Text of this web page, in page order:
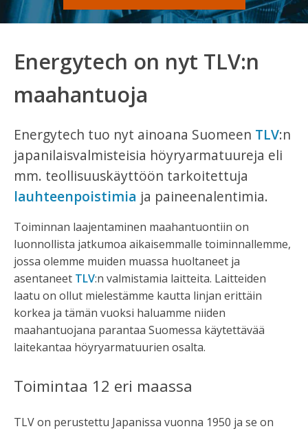
Energytech on nyt TLV:n
maahantuoja
Energytech tuo nyt ainoana Suomeen TLV:n
japanilaisvalmisteisia höyryarmatuureja eli
mm. teollisuuskäyttöön tarkoitettuja
lauhteenpoistimia ja paineenalentimia.
Toiminnan laajentaminen maahantuontiin on
luonnollista jatkumoa aikaisemmalle toiminnallemme,
jossa olemme muiden muassa huoltaneet ja
asentaneet TLV:n valmistamia laitteita. Laitteiden
laatu on ollut mielestämme kautta linjan erittäin
korkea ja tämän vuoksi haluamme niiden
maahantuojana parantaa Suomessa käytettävää
laitekantaa höyryarmatuurien osalta.
Toimintaa 12 eri maassa
TLV on perustettu Japanissa vuonna 1950 ja se on